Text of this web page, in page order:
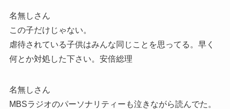
名無しさん
この子だけじゃない。
虐待されている子供はみんな同じことを思ってる。早く
何とか対処した下さい。安倍総理
名無しさん
MBSラジオのパーソナリティーも泣きながら読んでた。